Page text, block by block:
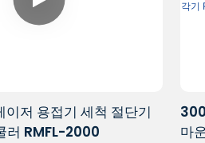
단기
3000W 휴대용 레이
마운트형 냉각기